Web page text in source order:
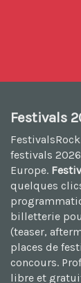
Festivals
festivals 2026
Europe.
quelques
billetterie
(teaser,
places de
concours.
libre et